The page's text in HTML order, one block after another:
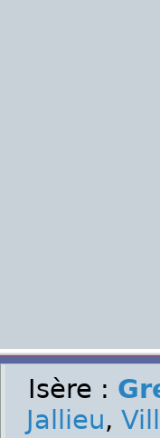
Isère :
Jallieu,